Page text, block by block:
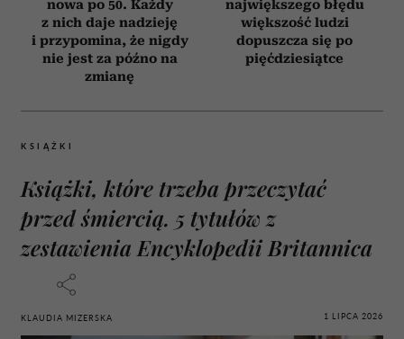
nowa po 50. Każdy
z nich daje nadzieję
i przypomina, że nigdy
nie jest za późno na
zmianę
największego błędu
większość ludzi
dopuszcza się po
pięćdziesiątce
KSIĄŻKI
Książki, które trzeba przeczytać
przed śmiercią. 5 tytułów z
zestawienia Encyklopedii Britannica
KLAUDIA MIZERSKA 1 LIPCA 2026